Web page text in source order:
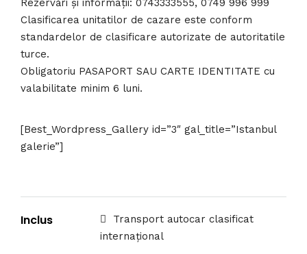
Rezervări și informații: 0743333555, 0749 996 999
Clasificarea unitatilor de cazare este conform
standardelor de clasificare autorizate de autoritatile
turce.
Obligatoriu PASAPORT SAU CARTE IDENTITATE cu
valabilitate minim 6 luni.
[Best_Wordpress_Gallery id=”3″ gal_title=”Istanbul
galerie”]
Inclus
Transport autocar clasificat
internațional